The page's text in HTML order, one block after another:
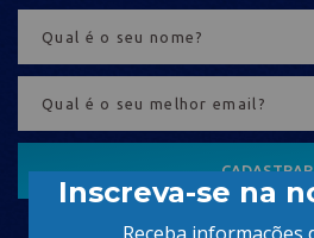
CADASTRAR